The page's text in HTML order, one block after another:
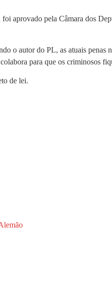
aprovado pela Câmara dos
o autor do PL, as atuais
para que os criminosos
de lei.